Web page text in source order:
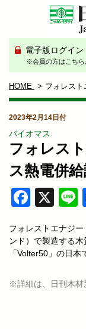
電子版ログイン
※会員の方はこちら
HOME フォレス
2023年2月14日付
バイオマス
フォレス
ス熱電併
X
フォレストエナジ
ンド）で製造する
「Volter50」の日本
※詳細は、日刊木材